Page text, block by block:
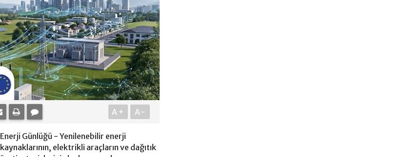
A+ A-
Enerji Günlüğü - Yenilenebilir enerji
kaynaklarının, elektrikli araçların ve dağıtık